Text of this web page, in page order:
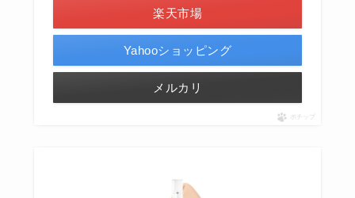
楽天市場
Yahooショッピング
メルカリ
ポチップ